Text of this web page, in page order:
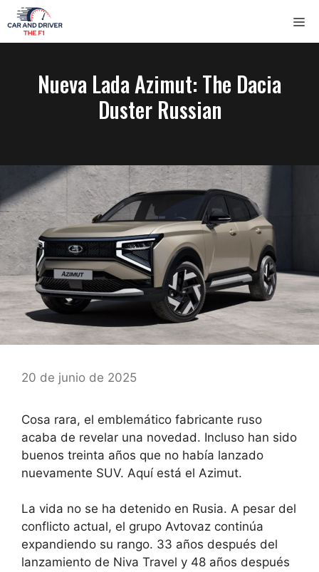
Saltar
al
contenido
Nueva Lada Azimut: The Dacia
Duster Russian
20 de junio de 2025
Cosa rara, el emblemático fabricante ruso
acaba de revelar una novedad. Incluso han sido
buenos treinta años que no había lanzado
nuevamente SUV. Aquí está el Azimut.
La vida no se ha detenido en Rusia. A pesar del
conflicto actual, el grupo Avtovaz continúa
expandiendo su rango. 33 años después del
lanzamiento de Niva Travel y 48 años después